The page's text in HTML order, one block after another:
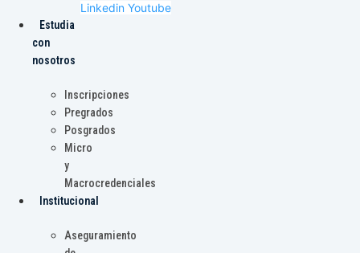
Linkedin Youtube
Estudia
con
nosotros
Inscripciones
Pregrados
Posgrados
Micro
y
Macrocredenciales
Institucional
Aseguramiento